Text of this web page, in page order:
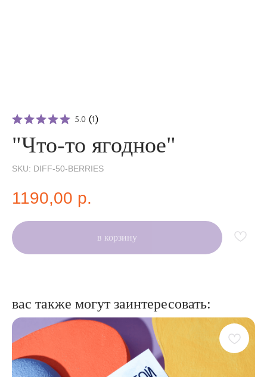
5.0 (1)
"Что-то ягодное"
SKU: DIFF-50-BERRIES
1190,00 р.
в корзину
вас также могут заинтересовать: